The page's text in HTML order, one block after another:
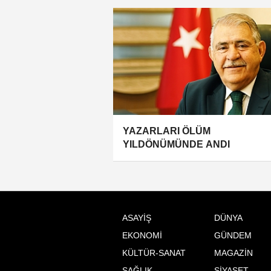
YÂD ETTİ
YAZARLARI ÖLÜM
YILDÖNÜMÜNDE ANDI
ASAYİŞ
DÜNYA
EKONOMİ
GÜNDEM
KÜLTÜR-SANAT
MAGAZİN